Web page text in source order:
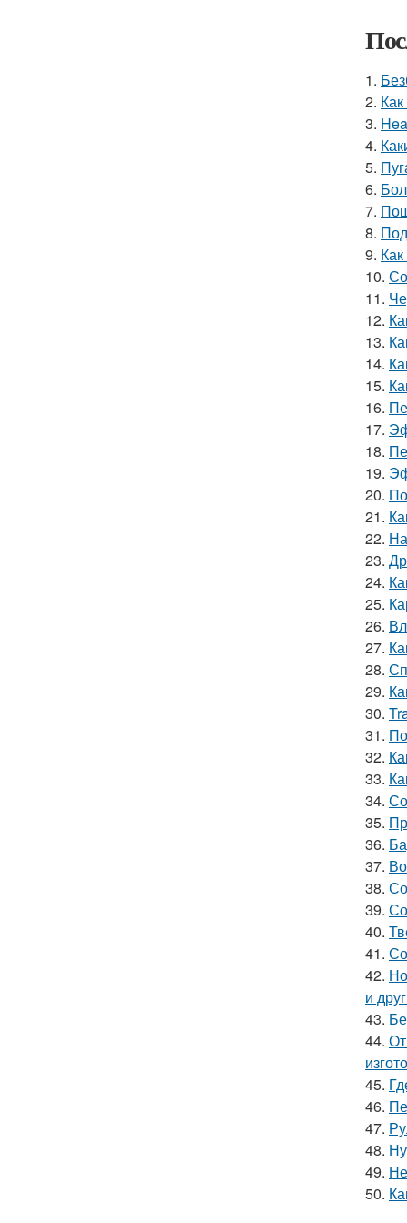
1.
2.
3.
4.
5.
6.
7.
8.
9.
10.
11.
12.
13.
14.
15.
16.
17.
18.
19.
20.
21.
22.
23.
24.
25.
26.
27.
28.
29.
30.
31.
32.
33.
34.
35.
36.
37.
38.
39.
40.
41.
42.
и
43.
44.
45.
46.
47.
48.
49.
50.